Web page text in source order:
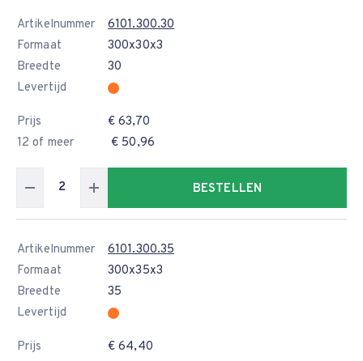
Artikelnummer
6101.300.30
Formaat
300x30x3
Breedte
30
Levertijd
Prijs
€ 63,70
12 of meer
€ 50,96
BESTELLEN
Artikelnummer
6101.300.35
Formaat
300x35x3
Breedte
35
Levertijd
Prijs
€ 64,40